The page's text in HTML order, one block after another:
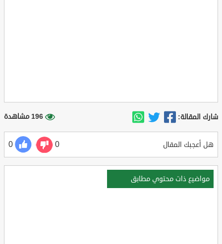
شارك المقالة: 196 مشاهدة
هل أعجبك المقال 0
0
مواضيع ذات محتوي مطابق